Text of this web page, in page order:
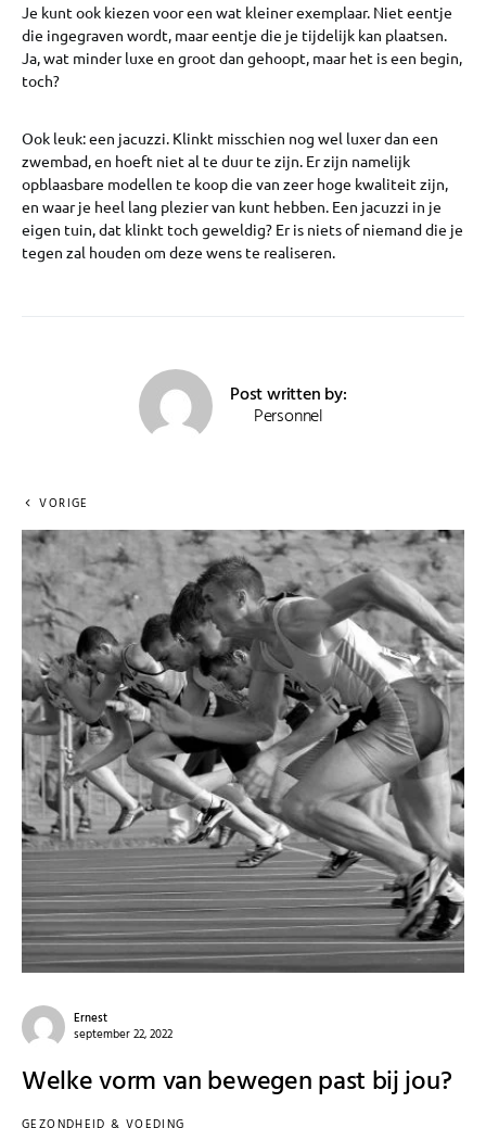
Je kunt ook kiezen voor een wat kleiner exemplaar. Niet eentje
die ingegraven wordt, maar eentje die je tijdelijk kan plaatsen.
Ja, wat minder luxe en groot dan gehoopt, maar het is een begin,
toch?
Ook leuk: een jacuzzi. Klinkt misschien nog wel luxer dan een
zwembad, en hoeft niet al te duur te zijn. Er zijn namelijk
opblaasbare modellen te koop die van zeer hoge kwaliteit zijn,
en waar je heel lang plezier van kunt hebben. Een jacuzzi in je
eigen tuin, dat klinkt toch geweldig? Er is niets of niemand die je
tegen zal houden om deze wens te realiseren.
Post written by:
Personnel
VORIGE
Ernest
september 22, 2022
Welke vorm van bewegen past bij jou?